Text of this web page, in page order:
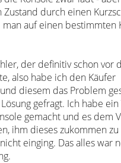
Zustand durch einen
man auf einen bestimmten
der definitiv schon vor
also habe ich den Käufer
diesem das Problem
gefragt. Ich habe
gemacht und es dem
ihm dieses zukommen zu
einging. Das alles war